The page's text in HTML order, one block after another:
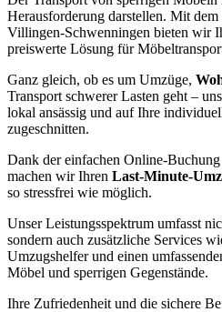
Herausforderung darstellen. Mit
Villingen-Schwenningen bieten wir
preiswerte Lösung für
Ganz gleich, ob es um Umzüge,
Transport schwerer Lasten geht –
lokal ansässig und auf Ihre
zugeschnitten.
Dank der einfachen Online-
machen wir Ihren Last-Minute-
so stressfrei wie möglich.
Unser Leistungsspektrum umfasst
sondern auch zusätzliche Services
Umzugshelfer und einen
Möbel und sperrigen Gegenstände.
Ihre Zufriedenheit und die sichere